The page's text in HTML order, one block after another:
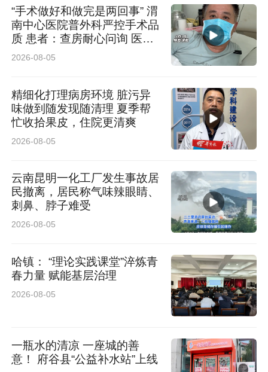
康、医保部门，研究建筑图纸，精读血液净化法
律法规与行业标准。然而，在高海拔地区建血透
中心，难度远超平原。
“高寒缺氧会直接影响透析设备和水处理系统的稳
定性。”梁衍介绍，低气压、低水温、低温环境会
干扰透析机电控参数与反渗透水处理系统的泵
准。
她和工程师们反复调整方案，小到墙面走管、地
面防水，大到设备适配、通风保障，反复推敲每
一个环节。建设过程中，阿里地区地委行署及卫
生健康委全力协调场地、资金与人员培训；陕西
省人民医院肾病血透中心多次远程指导，并在血
从规划设计到设备调试，从制度完善到最终验
“手术做好和做完是两回事” 渭
南中心医院普外科严控手术品
质 患者：查房耐心问询 医护
认真负责
2026-08-05
精细化打理病房环境 脏污异
味做到随发现随清理 夏季帮
忙收拾果皮，住院更清爽
2026-08-05
云南昆明一化工厂发生事故居
民撤离，居民称气味辣眼睛、
刺鼻、脖子难受
2026-08-05
哈镇： “理论实践课堂”淬炼青
春力量 赋能基层治理
2026-08-05
一瓶水的清凉 一座城的善
意！ 府谷县“公益补水站”上线